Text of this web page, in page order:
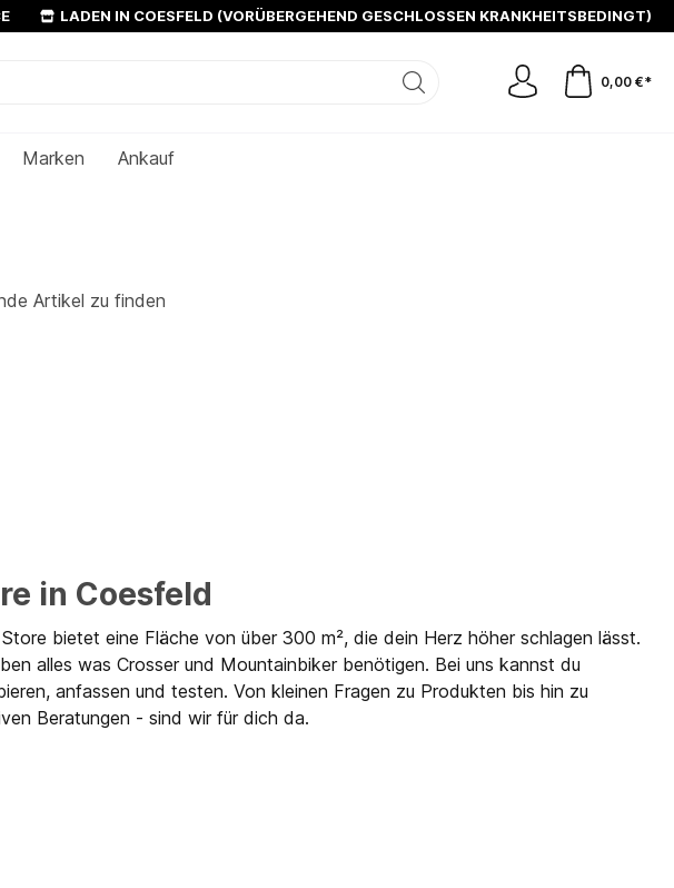
LADEN IN COESFELD (VORÜBERGEHEND GESCHLOSSEN KRANKHEITSBEDINGT)
0,00 €*
Marken Ankauf
Artikel zu finden
in Coesfeld
bietet eine Fläche von über 300 m², die dein Herz höher schlagen lässt.
alles was Crosser und Mountainbiker benötigen. Bei uns kannst du
anfassen und testen. Von kleinen Fragen zu Produkten bis hin zu
Beratungen - sind wir für dich da.